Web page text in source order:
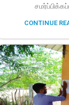
CONTINUE